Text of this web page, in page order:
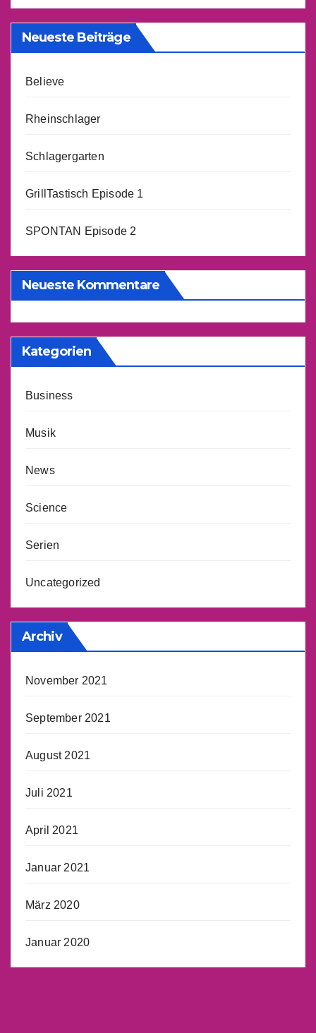
Neueste Beiträge
Believe
Rheinschlager
Schlagergarten
GrillTastisch Episode 1
SPONTAN Episode 2
Neueste Kommentare
Kategorien
Business
Musik
News
Science
Serien
Uncategorized
Archiv
November 2021
September 2021
August 2021
Juli 2021
April 2021
Januar 2021
März 2020
Januar 2020